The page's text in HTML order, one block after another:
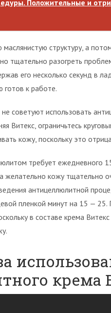
Положительные и
структуру, а
тщательно разогреть
его несколько секунд в
к работе.
советуют использовать
Витекс, ограничьтесь
кожу, поскольку это
требует ежедневного
желательно кожу тщательно
антицеллюлитной
пленкой минут на 15 —
в составе крема
крема